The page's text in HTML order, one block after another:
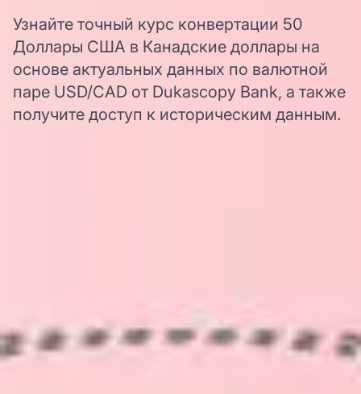
Узнайте точный курс конвертации 50
Доллары США в Канадские доллары на
основе актуальных данных по валютной
паре USD/CAD от Dukascopy Bank, а также
получите доступ к историческим данным.